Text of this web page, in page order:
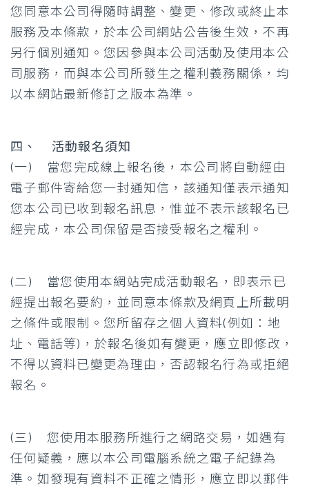
您同意本公司得隨時調整、變更、修改或終止本
服務及本條款，於本公司網站公告後生效，不再
另行個別通知。您因參與本公司活動及使用本公
司服務，而與本公司所發生之權利義務關係，均
以本網站最新修訂之版本為準。
四、 活動報名須知
(一) 當您完成線上報名後，本公司將自動經由
電子郵件寄給您一封通知信，該通知僅表示通知
您本公司已收到報名訊息，惟並不表示該報名已
經完成，本公司保留是否接受報名之權利。
(二) 當您使用本網站完成活動報名，即表示已
經提出報名要約，並同意本條款及網頁上所載明
之條件或限制。您所留存之個人資料(例如：地
址、電話等)，於報名後如有變更，應立即修改，
不得以資料已變更為理由，否認報名行為或拒絕
報名。
(三) 您使用本服務所進行之網路交易，如遇有
任何疑義，應以本公司電腦系統之電子紀錄為
準。如發現有資料不正確之情形，應立即以郵件